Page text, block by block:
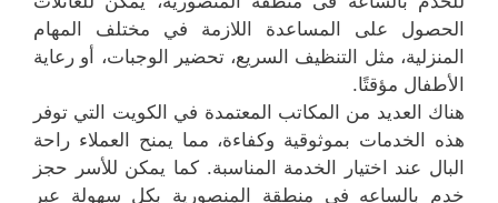
الحصول على المساعدة اللازمة في مختلف المهام
المنزلية، مثل التنظيف السريع، تحضير الوجبات، أو رعاية
الأطفال مؤقتًا.
هناك العديد من المكاتب المعتمدة في الكويت التي توفر
هذه الخدمات بموثوقية وكفاءة، مما يمنح العملاء راحة
البال عند اختيار الخدمة المناسبة. كما يمكن للأسر حجز
خدم بالساعه فى منطقة المنصورية بكل سهولة عبر